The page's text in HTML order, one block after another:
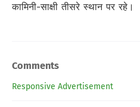
कामिनी-साक्षी तीसरे स्थान पर रहे।
Comments
Responsive Advertisement